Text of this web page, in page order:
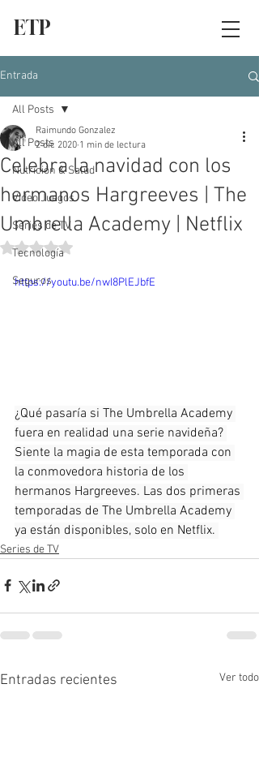
ETP
Entrada
All Posts
Nutrición & Salud
Video Juegos
Series de TV
Tecnología
Seguros
All Posts
Celebra la navidad con los
hermanos Hargreeves | The
Umbrella Academy | Netflix
Raimundo Gonzalez
2 dic 2020 1 min de lectura
Obtuvo NaN de 5 estrellas.
https://youtu.be/nwI8PlEJbfE
¿Qué pasaría si The Umbrella Academy
fuera en realidad una serie navideña?
Siente la magia de esta temporada con
la conmovedora historia de los
hermanos Hargreeves. Las dos primeras
temporadas de The Umbrella Academy
ya están disponibles, solo en Netflix.
Series de TV
Entradas recientes Ver todo